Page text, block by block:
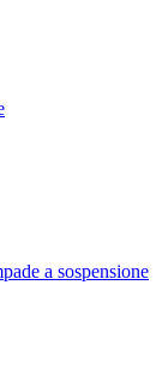
a sospensione